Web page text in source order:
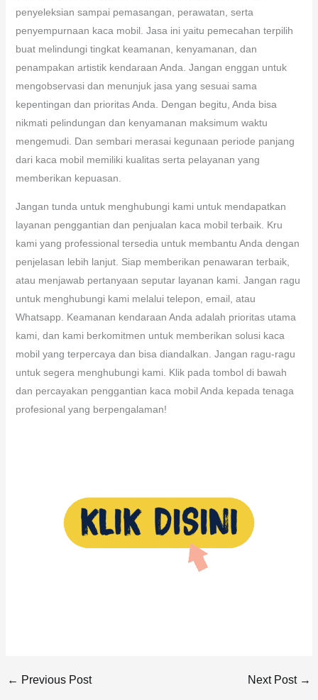
penyeleksian sampai pemasangan, perawatan, serta
penyempurnaan kaca mobil. Jasa ini yaitu pemecahan terpilih
buat melindungi tingkat keamanan, kenyamanan, dan
penampakan artistik kendaraan Anda. Jangan enggan untuk
mengobservasi dan menunjuk jasa yang sesuai sama
kepentingan dan prioritas Anda. Dengan begitu, Anda bisa
nikmati pelindungan dan kenyamanan maksimum waktu
mengemudi. Dan sembari merasai kegunaan periode panjang
dari kaca mobil memiliki kualitas serta pelayanan yang
memberikan kepuasan.
Jangan tunda untuk menghubungi kami untuk mendapatkan
layanan penggantian dan penjualan kaca mobil terbaik. Kru
kami yang professional tersedia untuk membantu Anda dengan
penjelasan lebih lanjut. Siap memberikan penawaran terbaik,
atau menjawab pertanyaan seputar layanan kami. Jangan ragu
untuk menghubungi kami melalui telepon, email, atau
Whatsapp. Keamanan kendaraan Anda adalah prioritas utama
kami, dan kami berkomitmen untuk memberikan solusi kaca
mobil yang terpercaya dan bisa diandalkan. Jangan ragu-ragu
untuk segera menghubungi kami. Klik pada tombol di bawah
dan percayakan penggantian kaca mobil Anda kepada tenaga
profesional yang berpengalaman!
← Previous Post Next Post →